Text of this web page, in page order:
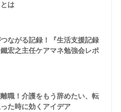
とは
ながる記録！『生活支援記録
宏之主任ケアマネ勉強会レポ
職！介護をもう辞めたい、転
た時に効くアイデア